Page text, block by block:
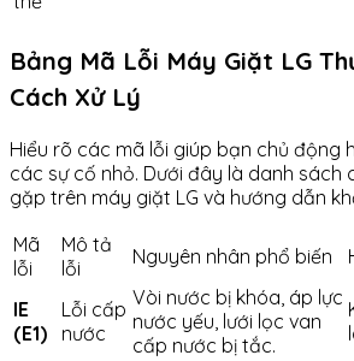
Bảng Mã Lỗi Máy Giặt LG
Cách Xử Lý
Hiểu rõ các mã lỗi giúp bạn chủ động
các sự cố nhỏ. Dưới đây là danh sách
gặp trên máy giặt LG và hướng dẫn
Mã
lỗi
Mô tả
lỗi
Nguyên nhân phổ biến
IE
(E1)
Lỗi cấp
nước
Vòi nước bị khóa, áp lực
nước yếu, lưới lọc van
cấp nước bị tắc.